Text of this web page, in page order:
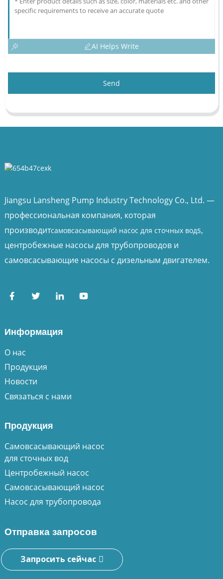
AI Helps Write
Send
Jiangsu Lansheng Pump Industry Technology Co., Ltd. —
профессиональная компания, которая
производитсамовсасывающий насос для сточных водs,
центробежные насосы для трубопроводов и
самовсасывающие насосы с дизельным двигателем.
Информация
О нас
Продукция
Новости
Связаться с нами
Продукция
Самовсасывающий насос
для сточных вод
Центробежный насос
Самовсасывающий насос
Насос для трубопровода
Отправка запросов
Запросить сейчас